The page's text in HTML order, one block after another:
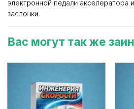
электронной педали акселератора
заслонки.
Вас могут так же